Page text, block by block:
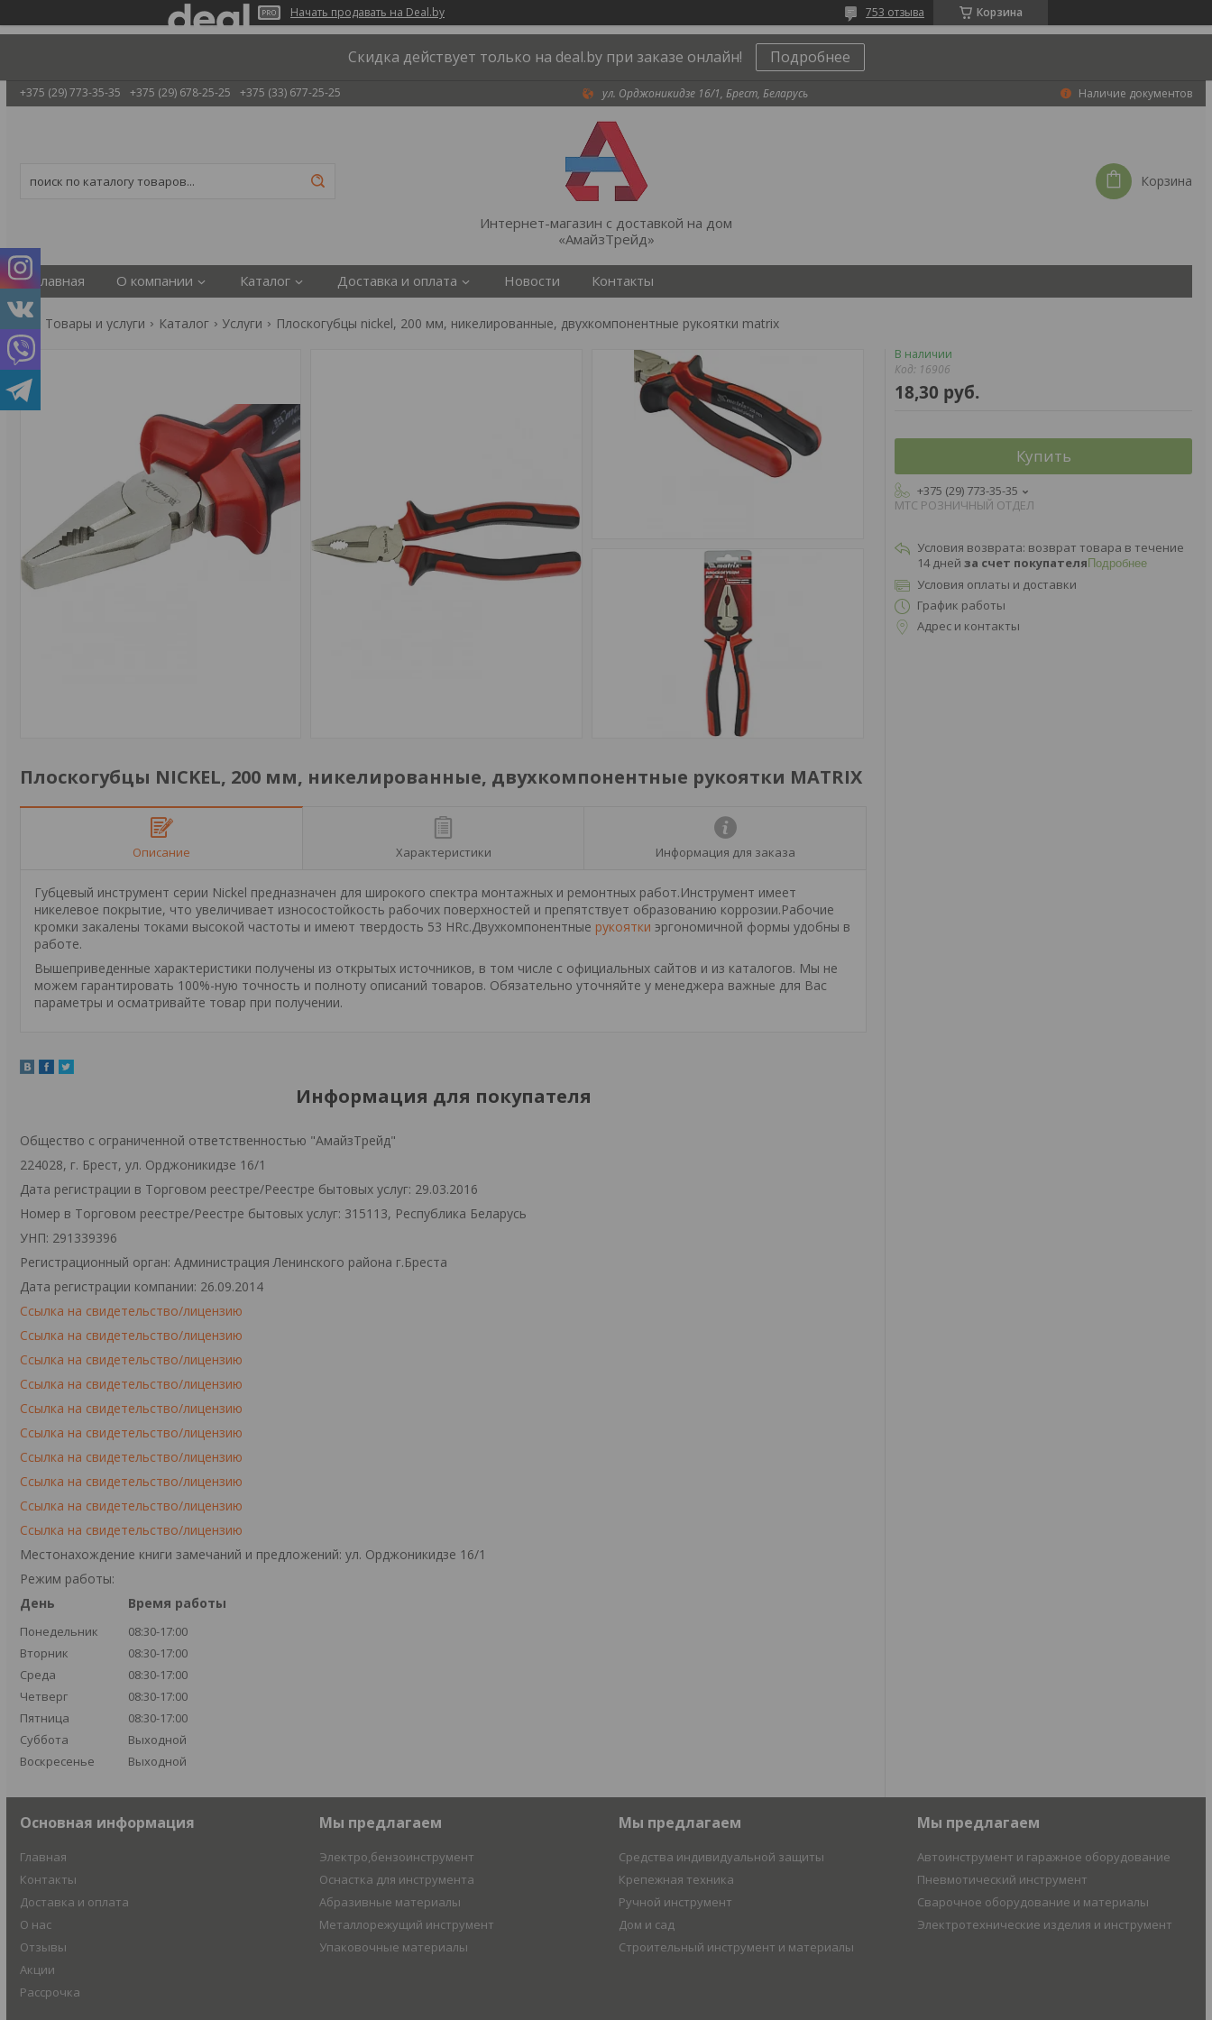
Начать продавать на Deal.by Корзина
753 отзыва
Скидка действует только на deal.by при заказе онлайн! Подробнее
+375 (29) 773-35-35 +375 (29) 678-25-25 +375 (33) 677-25-25 ул. Орджоникидзе 16/1, Брест, Беларусь Наличие документов
Интернет-магазин с доставкой на дом
«АмайзТрейд»
Корзина
Главная О компании Каталог Доставка и оплата Новости Контакты
Товары и услуги Каталог Услуги Плоскогубцы nickel, 200 мм, никелированные, двухкомпонентные рукоятки matrix
Плоскогубцы NICKEL, 200 мм, никелированные, двухкомпонентные рукоятки MATRIX
Описание Характеристики Информация для заказа
Губцевый инструмент серии Nickel предназначен для широкого спектра монтажных и ремонтных работ.Инструмент имеет
никелевое покрытие, что увеличивает износостойкость рабочих поверхностей и препятствует образованию коррозии.Рабочие
кромки закалены токами высокой частоты и имеют твердость 53 HRc.Двухкомпонентные рукоятки эргономичной формы удобны в
работе.
Вышеприведенные характеристики получены из открытых источников, в том числе с официальных сайтов и из каталогов. Мы не
можем гарантировать 100%-ную точность и полноту описаний товаров. Обязательно уточняйте у менеджера важные для Вас
параметры и осматривайте товар при получении.
Информация для покупателя
Общество с ограниченной ответственностью "АмайзТрейд"
224028, г. Брест, ул. Орджоникидзе 16/1
Дата регистрации в Торговом реестре/Реестре бытовых услуг: 29.03.2016
Номер в Торговом реестре/Реестре бытовых услуг: 315113, Республика Беларусь
УНП: 291339396
Регистрационный орган: Администрация Ленинского района г.Бреста
Дата регистрации компании: 26.09.2014
Ссылка на свидетельство/лицензию
Ссылка на свидетельство/лицензию
Ссылка на свидетельство/лицензию
Ссылка на свидетельство/лицензию
Ссылка на свидетельство/лицензию
Ссылка на свидетельство/лицензию
Ссылка на свидетельство/лицензию
Ссылка на свидетельство/лицензию
Ссылка на свидетельство/лицензию
Ссылка на свидетельство/лицензию
Местонахождение книги замечаний и предложений: ул. Орджоникидзе 16/1
Режим работы:
День
Время работы
Понедельник
08:30-17:00
Вторник
08:30-17:00
Среда
08:30-17:00
Четверг
08:30-17:00
Пятница
08:30-17:00
Суббота
Выходной
Воскресенье
Выходной
В наличии
Код: 16906
18,30 руб.
Купить
+375 (29) 773-35-35
МТС РОЗНИЧНЫЙ ОТДЕЛ
возврат товара в течение
14 дней за счет покупателя Подробнее
Условия оплаты и доставки
График работы
Адрес и контакты
Основная информация
Главная
Контакты
Доставка и оплата
О нас
Отзывы
Акции
Рассрочка
Мы предлагаем
Электро,бензоинструмент
Оснастка для инструмента
Абразивные материалы
Металлорежущий инструмент
Упаковочные материалы
Мы предлагаем
Средства индивидуальной защиты
Крепежная техника
Ручной инструмент
Дом и сад
Строительный инструмент и материалы
Мы предлагаем
Автоинструмент и гаражное оборудование
Пневмотический инструмент
Сварочное оборудование и материалы
Электротехнические изделия и инструмент